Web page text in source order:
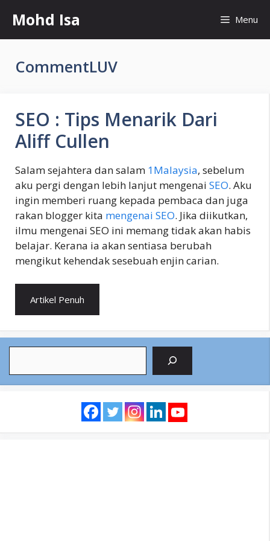
content
Mohd Isa Menu
CommentLUV
SEO : Tips Menarik Dari
Aliff Cullen
Salam sejahtera dan salam 1Malaysia, sebelum
aku pergi dengan lebih lanjut mengenai SEO. Aku
ingin memberi ruang kepada pembaca dan juga
rakan blogger kita mengenai SEO. Jika diikutkan,
ilmu mengenai SEO ini memang tidak akan habis
belajar. Kerana ia akan sentiasa berubah
mengikut kehendak sesebuah enjin carian.
Artikel Penuh